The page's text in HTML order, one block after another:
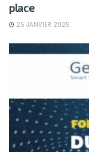
place
25 JANVIER 2025